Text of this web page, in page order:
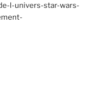
l-univers-star-wars-